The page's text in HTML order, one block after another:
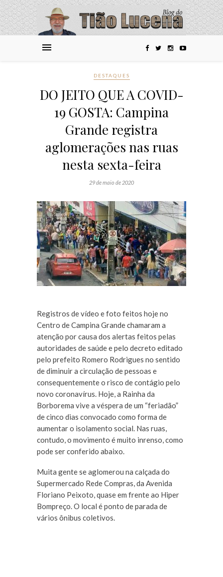
DESTAQUES
DO JEITO QUE A COVID-
19 GOSTA: Campina
Grande registra
aglomerações nas ruas
nesta sexta-feira
29 de maio de 2020
Registros de vídeo e foto feitos hoje no
Centro de Campina Grande chamaram a
atenção por causa dos alertas feitos pelas
autoridades de saúde e pelo decreto editado
pelo prefeito Romero Rodrigues no sentido
de diminuir a circulação de pessoas e
consequentemente o risco de contágio pelo
novo coronavírus. Hoje, a Rainha da
Borborema vive a véspera de um “feriadão”
de cinco dias convocado como forma de
aumentar o isolamento social. Nas ruas,
contudo, o movimento é muito inrenso, como
pode ser conferido abaixo.
Muita gente se aglomerou na calçada do
Supermercado Rede Compras, da Avenida
Floriano Peixoto, quase em frente ao Hiper
Bompreço. O local é ponto de parada de
vários ônibus coletivos.